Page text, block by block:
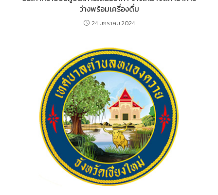
ว่างพร้อมเครื่องดื่ม
24 มกราคม 2024